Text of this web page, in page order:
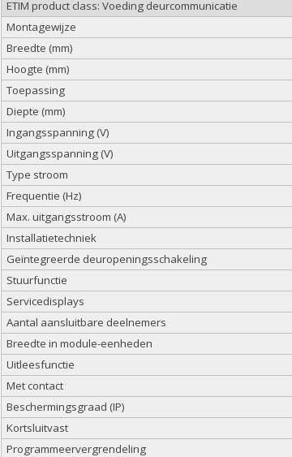
ETIM product class: Voeding deurcommunicatie
Montagewijze
Breedte (mm)
Hoogte (mm)
Toepassing
Diepte (mm)
Ingangsspanning (V)
Uitgangsspanning (V)
Type stroom
Frequentie (Hz)
Max. uitgangsstroom (A)
Installatietechniek
Geïntegreerde deuropeningsschakeling
Stuurfunctie
Servicedisplays
Aantal aansluitbare deelnemers
Breedte in module-eenheden
Uitleesfunctie
Met contact
Beschermingsgraad (IP)
Kortsluitvast
Programmeervergrendeling